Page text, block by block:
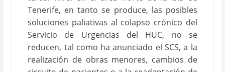
Tenerife, en tanto se produce, las posibles
soluciones paliativas al colapso crónico del
Servicio de Urgencias del HUC, no se
reducen, tal como ha anunciado el SCS, a la
realización de obras menores, cambios de